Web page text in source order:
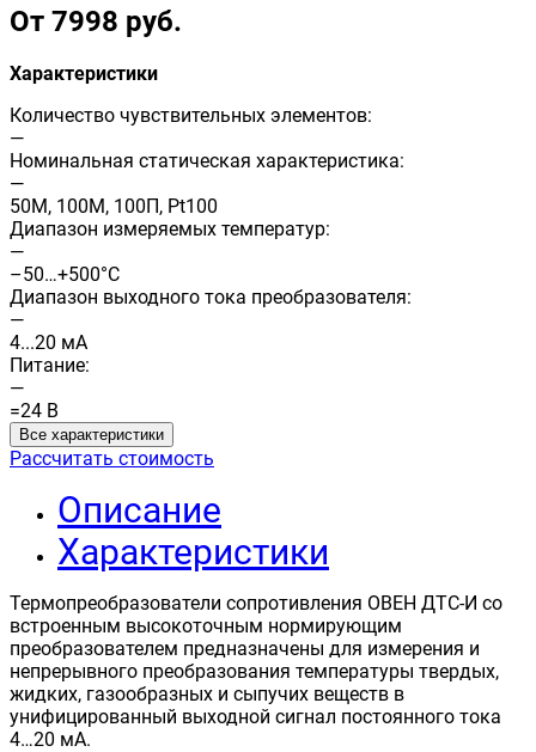
От 7998 руб.
Характеристики
Количество чувствительных элементов:
—
Номинальная статическая характеристика:
—
50М, 100М, 100П, Pt100
Диапазон измеряемых температур:
—
–50…+500°C
Диапазон выходного тока преобразователя:
—
4...20 мА
Питание:
—
=24 В
Все характеристики
Рассчитать стоимость
Описание
Характеристики
Термопреобразователи сопротивления ОВЕН ДТС-И со
встроенным высокоточным нормирующим
преобразователем предназначены для измерения и
непрерывного преобразования температуры твердых,
жидких, газообразных и сыпучих веществ в
унифицированный выходной сигнал постоянного тока
4…20 мА.